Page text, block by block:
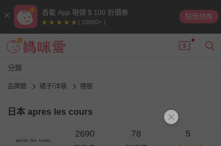
首載 App 現領 $ 100 折價券
( 10000+ )
點我領券
分類
品牌館 裙子/洋裝 禮服
日本 apres les cours
2690 78 5